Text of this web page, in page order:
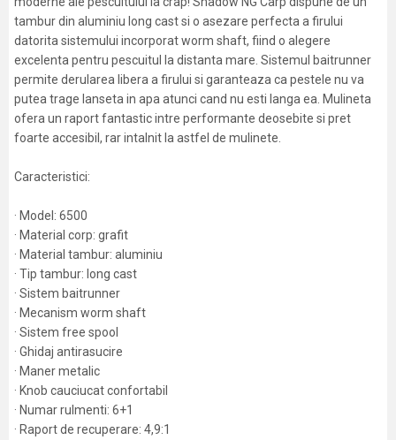
tambur din aluminiu long cast si o asezare perfecta a firului
datorita sistemului incorporat worm shaft, fiind o alegere
excelenta pentru pescuitul la distanta mare. Sistemul baitrunner
permite derularea libera a firului si garanteaza ca pestele nu va
putea trage lanseta in apa atunci cand nu esti langa ea. Mulineta
ofera un raport fantastic intre performante deosebite si pret
foarte accesibil, rar intalnit la astfel de mulinete.
Caracteristici:
· Model: 6500
· Material corp: grafit
· Material tambur: aluminiu
· Tip tambur: long cast
· Sistem baitrunner
· Mecanism worm shaft
· Sistem free spool
· Ghidaj antirasucire
· Maner metalic
· Knob cauciucat confortabil
· Numar rulmenti: 6+1
· Raport de recuperare: 4,9:1